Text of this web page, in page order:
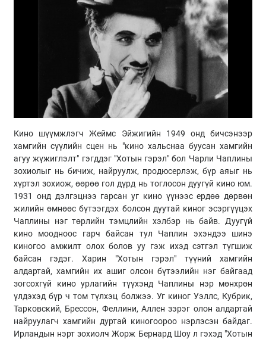
Кино шүүмжлэгч Жеймс Эйжигийн 1949 онд бичсэнээр
хамгийн сүүлийн сцен нь "кино хальснаа буусан хамгийн
агуу жүжиглэлт" гэгддэг "Хотын гэрэл" бол Чарли Чаплины
зохиолыг нь бичиж, найруулж, продюсерлэж, бүр аяыг нь
хүртэл зохиож, өөрөө гол дүрд нь тоглосон дуугүй кино юм.
1931 онд дэлгэцнээ гарсан уг кино үүнээс ердөө дөрвөн
жилийн өмнөөс бүтээгдэх болсон дуутай киног эсэргүүцэх
Чаплины нэг төрлийн тэмцлийн хэлбэр нь байв. Дуугүй
кино моодноос гарч байсан тул Чаплин эхэндээ шинэ
киногоо амжилт олох болов уу гэж ихэд сэтгэл түгшиж
байсан гэдэг. Харин "Хотын гэрэл" түүний хамгийн
алдартай, хамгийн их ашиг олсон бүтээлийн нэг байгаад
зогсохгүй кино урлагийн түүхэнд Чаплины нэр мөнхрөн
үлдэхэд бүр ч том түлхэц болжээ. Уг киног Уэллс, Кубрик,
Тарковский, Брессон, Феллини, Аллен зэрэг олон алдартай
найруулагч хамгийн дуртай киногоороо нэрлэсэн байдаг.
Ирландын нэрт зохиолч Жорж Бернард Шоу л гэхэд "Хотын